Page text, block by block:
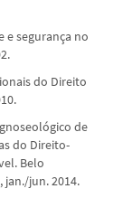
e segurança no
do Direito
de
do Direito-
Belo
jan./jun. 2014.